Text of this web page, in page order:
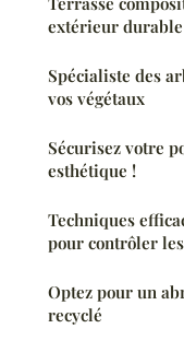
extérieur
Spécialiste des
vos végétaux
Sécurisez votre
esthétique !
Techniques
pour contrôler
Optez pour un
recyclé